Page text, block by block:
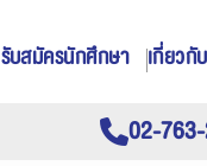
รับสมัครนักศึกษา เกี่ยวกั
02-